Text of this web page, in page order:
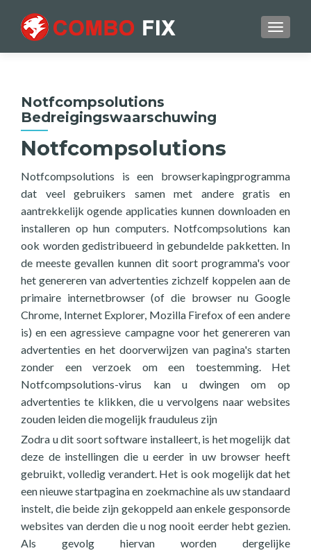
Notfcompsolutions
Bedreigingswaarschuwing
Notfcompsolutions
Notfcompsolutions is een browserkapingprogramma
dat veel gebruikers samen met andere gratis en
aantrekkelijk ogende applicaties kunnen downloaden en
installeren op hun computers. Notfcompsolutions kan
ook worden gedistribueerd in gebundelde pakketten. In
de meeste gevallen kunnen dit soort programma's voor
het genereren van advertenties zichzelf koppelen aan de
primaire internetbrowser (of die browser nu Google
Chrome, Internet Explorer, Mozilla Firefox of een andere
is) en een agressieve campagne voor het genereren van
advertenties en het doorverwijzen van pagina's starten
zonder een verzoek om een toestemming. Het
Notfcompsolutions-virus kan u dwingen om op
advertenties te klikken, die u vervolgens naar websites
zouden leiden die mogelijk frauduleus zijn
Zodra u dit soort software installeert, is het mogelijk dat
deze de instellingen die u eerder in uw browser heeft
gebruikt, volledig verandert. Het is ook mogelijk dat het
een nieuwe startpagina en zoekmachine als uw standaard
instelt, die beide zijn gekoppeld aan enkele gesponsorde
websites van derden die u nog nooit eerder hebt gezien.
Als gevolg hiervan worden dergelijke